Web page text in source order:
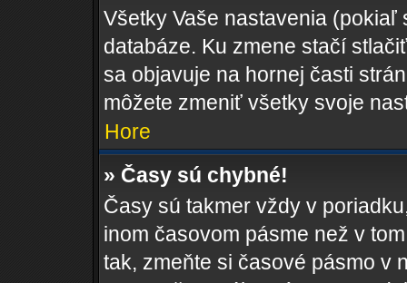
Všetky Vaše nastavenia
databáze. Ku zmene stačí
sa objavuje na hornej časti
môžete zmeniť všetky svoje
Hore
» Časy sú chybné!
Časy sú takmer vždy v
inom časovom pásme než v
tak, zmeňte si časové pásmo v